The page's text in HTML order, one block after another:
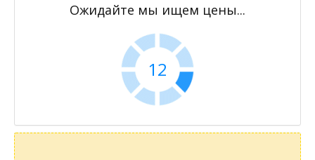
Ожидайте мы ищем цены...
11